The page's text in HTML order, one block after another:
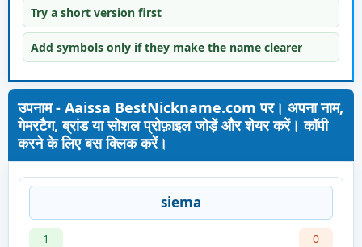
Try a short version first
Add symbols only if they make the name clearer
उपनाम - Aaissa BestNickname.com पर। अपना नाम,
गेमरटैग, ब्रांड या सोशल प्रोफ़ाइल जोड़ें और शेयर करें। कॉपी
करने के लिए बस क्लिक करें।
siema
1 0